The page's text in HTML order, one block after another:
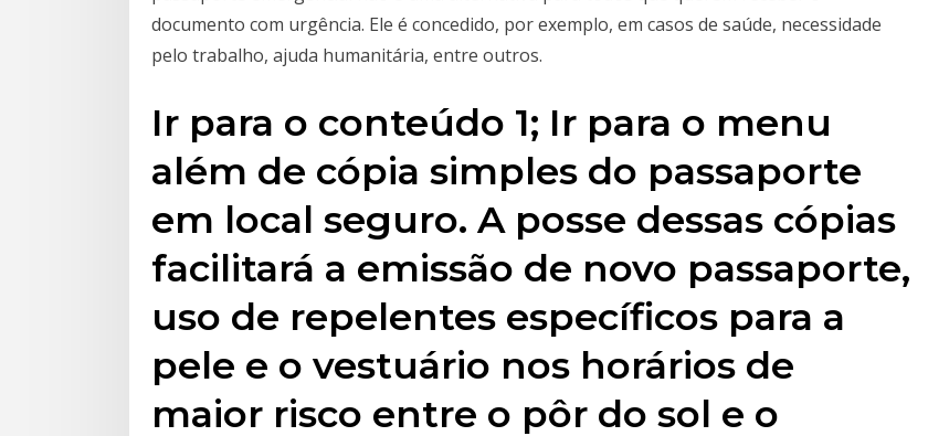
documento com urgência. Ele é concedido, por exemplo, em casos de saúde, necessidade
pelo trabalho, ajuda humanitária, entre outros.
Ir para o conteúdo 1; Ir para o menu
além de cópia simples do passaporte
em local seguro. A posse dessas cópias
facilitará a emissão de novo passaporte,
uso de repelentes específicos para a
pele e o vestuário nos horários de
maior risco entre o pôr do sol e o